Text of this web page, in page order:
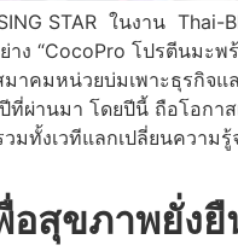
STAR ในงาน Thai-
าง “CocoPro โปรตีนมะ
าคมหน่วยบ่มเพาะธุรกิจแ
ผ่านมา โดยปีนี้ ถือโอกา
ทั้งเวทีแลกเปลี่ยนความ
อสุขภาพยั่ง